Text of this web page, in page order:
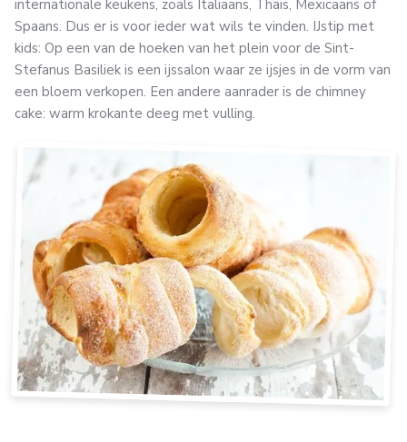
internationale keukens, zoals Italiaans, Thais, Mexicaans of
Spaans. Dus er is voor ieder wat wils te vinden. IJstip met
kids: Op een van de hoeken van het plein voor de Sint-
Stefanus Basiliek is een ijssalon waar ze ijsjes in de vorm van
een bloem verkopen. Een andere aanrader is de chimney
cake: warm krokante deeg met vulling.